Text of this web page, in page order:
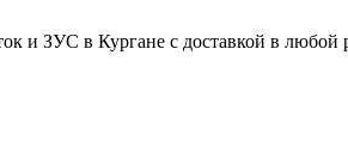
и ЗУС в Кургане с доставкой в любой